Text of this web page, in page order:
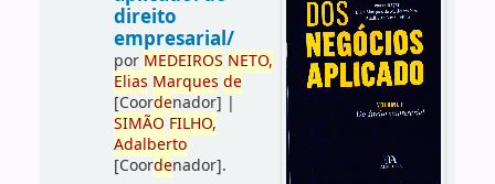
direito
empresarial/
por MEDEIROS NETO,
Elias Marques de
[Coordenador] |
SIMÃO FILHO,
Adalberto
[Coordenador].